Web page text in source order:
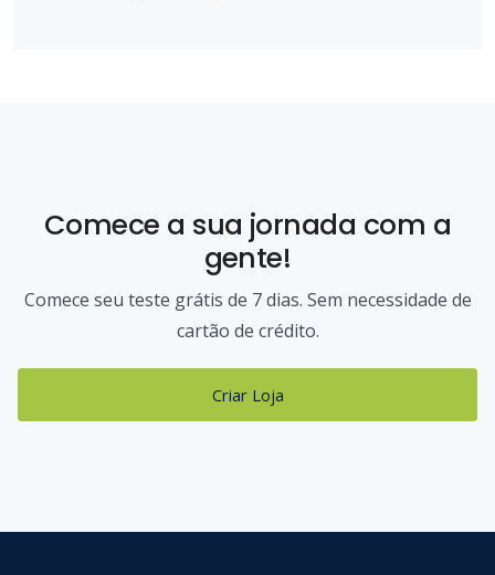
Comece a sua jornada com a
gente!
Comece seu teste grátis de 7 dias. Sem necessidade de
cartão de crédito.
Criar Loja